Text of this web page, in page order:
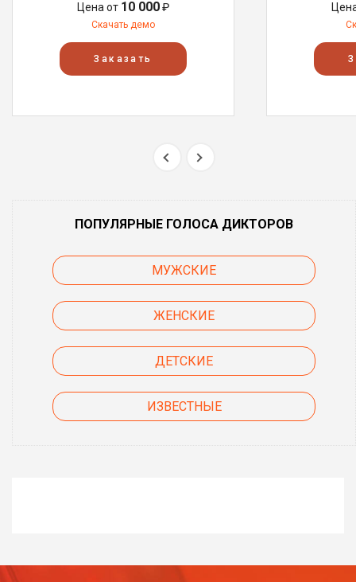
Цена от 10 000₽
Скачать демо
Заказать
ПОПУЛЯРНЫЕ ГОЛОСА ДИКТОРОВ
МУЖСКИЕ
ЖЕНСКИЕ
ДЕТСКИЕ
ИЗВЕСТНЫЕ